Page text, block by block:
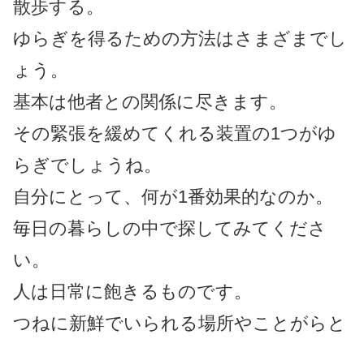
散歩する。
ゆらぎを得るための方法はさまざまでし
ょう。
基本は他者との関係に尽きます。
その緊張を緩めてくれる装置の1つがゆ
らぎでしょうね。
自分にとって、何が1番効果的なのか。
毎日の暮らしの中で探してみてくださ
い。
人は日常に飽きるものです。
つねに新鮮でいられる場所やことがらと